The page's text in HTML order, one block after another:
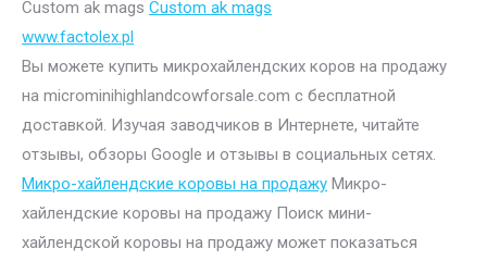
Custom ak mags Custom ak mags
www.factolex.pl
Вы можете купить микрохайлендских коров на продажу
на microminihighlandcowforsale.com с бесплатной
доставкой. Изучая заводчиков в Интернете, читайте
отзывы, обзоры Google и отзывы в социальных сетях.
Микро-хайлендские коровы на продажу Микро-
хайлендские коровы на продажу Поиск мини-
хайлендской коровы на продажу может показаться